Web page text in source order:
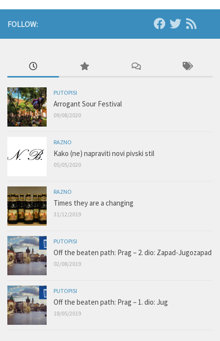
FOLLOW:
PUTOPISI
Arrogant Sour Festival
09/08/2020
RAZNO
Kako (ne) napraviti novi pivski stil
05/05/2020
RAZNO
Times they are a changing
31/12/2019
PUTOPISI
Off the beaten path: Prag – 2. dio: Zapad-Jugozapad
02/08/2019
PUTOPISI
Off the beaten path: Prag – 1. dio: Jug
18/05/2019